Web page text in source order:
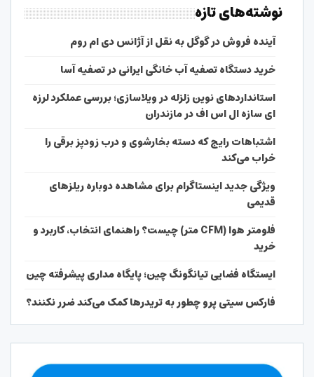
نوشته‌های تازه
آینده فروش در گوگل به نقل از آژانس دی ام روم
خرید دستگاه تصفیه آب خانگی ایرانی در تصفیه آسا
استانداردهای نوین زلزله در ویلاسازی؛ بررسی عملکرد لرزه
ای سازه ال اس اف در مازندران
اشتباهات رایج که دسته بخارشوی و درب زودپز برقی را
خراب می‌کند
ویژگی جدید اینستاگرام برای مشاهده دوباره ریلزهای
قدیمی
فلومتر هوا (CFM متر) چیست؟ راهنمای انتخاب، کاربرد و
خرید
ایستگاه فضایی تیانگونگ چین؛ پایگاه مداری پیشرفته چین
فارکس سیتی پرو چطور به تریدرها کمک می‌کند ضرر نکنند؟